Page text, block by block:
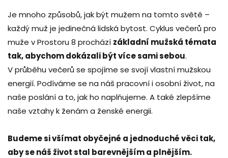
Je mnoho způsobů, jak být mužem na tomto světě –
každý muž je jedinečná lidská bytost. Cyklus večerů pro
muže v Prostoru 8 prochází základní mužská témata
tak, abychom dokázali být více sami sebou.
V průběhu večerů se spojíme se svojí vlastní mužskou
energií. Podíváme se na náš pracovní i osobní život, na
naše poslání a to, jak ho naplňujeme. A také zlepšíme
naše vztahy k ženám a ženské energii.
Budeme si všímat obyčejné a jednoduché věci tak,
aby se náš život stal barevnějším a plnějším.